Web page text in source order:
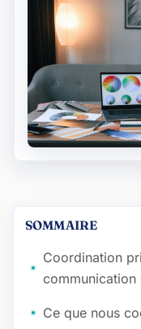
SOMMAIRE
Coordination
communication
Ce que nous